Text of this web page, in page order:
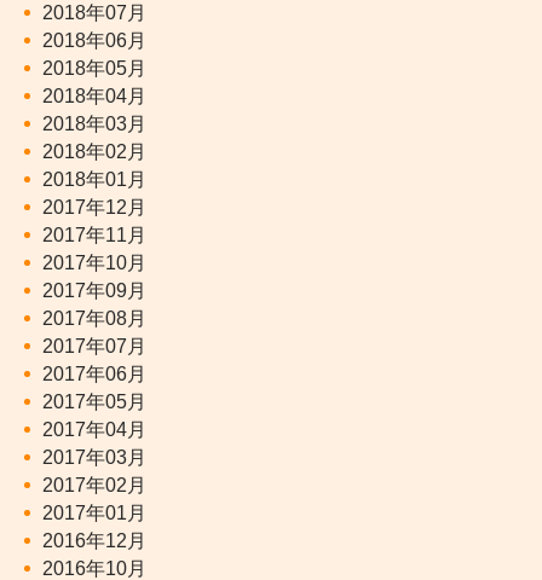
2018年07月
2018年06月
2018年05月
2018年04月
2018年03月
2018年02月
2018年01月
2017年12月
2017年11月
2017年10月
2017年09月
2017年08月
2017年07月
2017年06月
2017年05月
2017年04月
2017年03月
2017年02月
2017年01月
2016年12月
2016年10月